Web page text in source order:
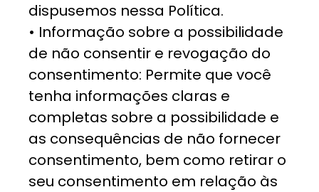
dispusemos nessa Política.
• Informação sobre a possibilidade
de não consentir e revogação do
consentimento: Permite que você
tenha informações claras e
completas sobre a possibilidade e
as consequências de não fornecer
consentimento, bem como retirar o
seu consentimento em relação às